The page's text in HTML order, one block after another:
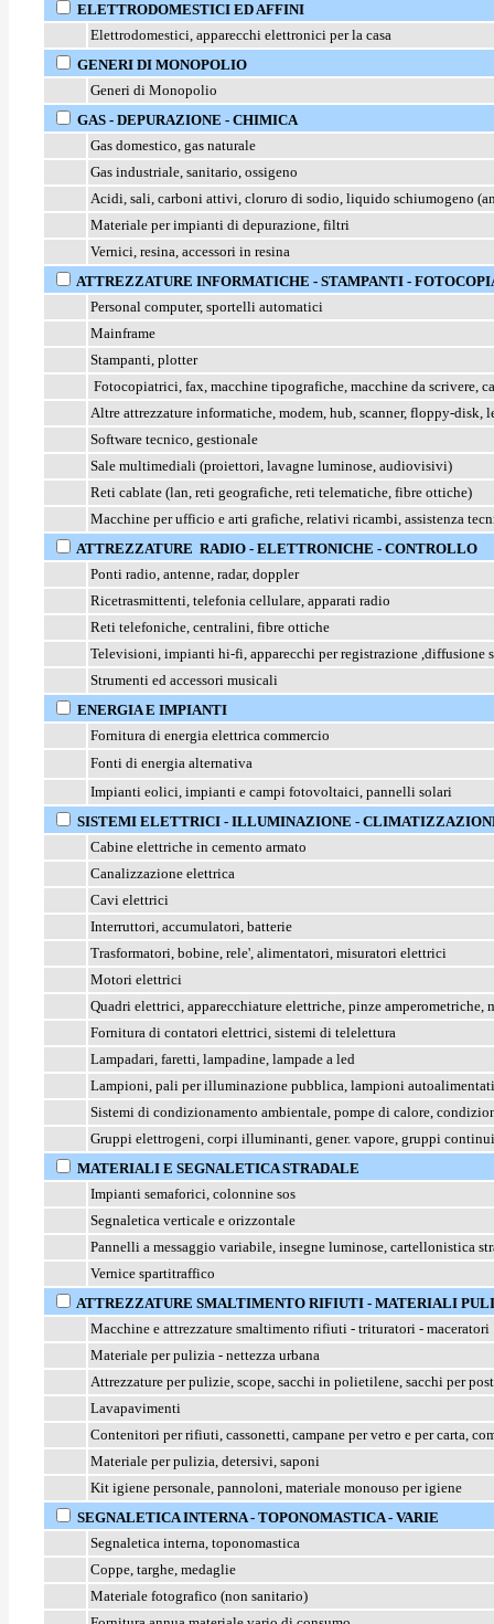
ELETTRODOMESTICI ED AFFINI
Elettrodomestici, apparecchi elettronici per la casa
GENERI DI MONOPOLIO
Generi di Monopolio
GAS - DEPURAZIONE - CHIMICA
Gas domestico, gas naturale
Gas industriale, sanitario, ossigeno
Acidi, sali, carboni attivi, cloruro di sodio, liquido schiumogeno
Materiale per impianti di depurazione, filtri
Vernici, resina, accessori in resina
ATTREZZATURE INFORMATICHE - STAMPANTI -
Personal computer, sportelli automatici
Mainframe
Stampanti, plotter
Fotocopiatrici, fax, macchine tipografiche, macchine da scrivere,
Altre attrezzature informatiche, modem, hub, scanner, floppy-disk,
Software tecnico, gestionale
Sale multimediali (proiettori, lavagne luminose, audiovisivi)
Reti cablate (lan, reti geografiche, reti telematiche, fibre ottiche)
Macchine per ufficio e arti grafiche, relativi ricambi, assistenza
ATTREZZATURE RADIO - ELETTRONICHE - CONTROLLO
Ponti radio, antenne, radar, doppler
Ricetrasmittenti, telefonia cellulare, apparati radio
Reti telefoniche, centralini, fibre ottiche
Televisioni, impianti hi-fi, apparecchi per registrazione ,diffusione
Strumenti ed accessori musicali
ENERGIA E IMPIANTI
Fornitura di energia elettrica commercio
Fonti di energia alternativa
Impianti eolici, impianti e campi fotovoltaici, pannelli solari
SISTEMI ELETTRICI - ILLUMINAZIONE -
Cabine elettriche in cemento armato
Canalizzazione elettrica
Cavi elettrici
Interruttori, accumulatori, batterie
Trasformatori, bobine, rele', alimentatori, misuratori elettrici
Motori elettrici
Quadri elettrici, apparecchiature elettriche, pinze amperometriche,
Fornitura di contatori elettrici, sistemi di telelettura
Lampadari, faretti, lampadine, lampade a led
Lampioni, pali per illuminazione pubblica, lampioni autoalimentati
Sistemi di condizionamento ambientale, pompe di calore,
Gruppi elettrogeni, corpi illuminanti, gener. vapore, gruppi
MATERIALI E SEGNALETICA STRADALE
Impianti semaforici, colonnine sos
Segnaletica verticale e orizzontale
Pannelli a messaggio variabile, insegne luminose, cartellonistica
Vernice spartitraffico
ATTREZZATURE SMALTIMENTO RIFIUTI - MATERIALI
Macchine e attrezzature smaltimento rifiuti - trituratori - maceratori
Materiale per pulizia - nettezza urbana
Attrezzature per pulizie, scope, sacchi in polietilene, sacchi per
Lavapavimenti
Contenitori per rifiuti, cassonetti, campane per vetro e per carta,
Materiale per pulizia, detersivi, saponi
Kit igiene personale, pannoloni, materiale monouso per igiene
SEGNALETICA INTERNA - TOPONOMASTICA - VARIE
Segnaletica interna, toponomastica
Coppe, targhe, medaglie
Materiale fotografico (non sanitario)